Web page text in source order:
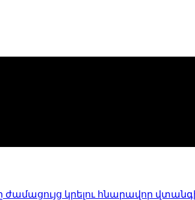
ժամացույց կրելու հնարավոր